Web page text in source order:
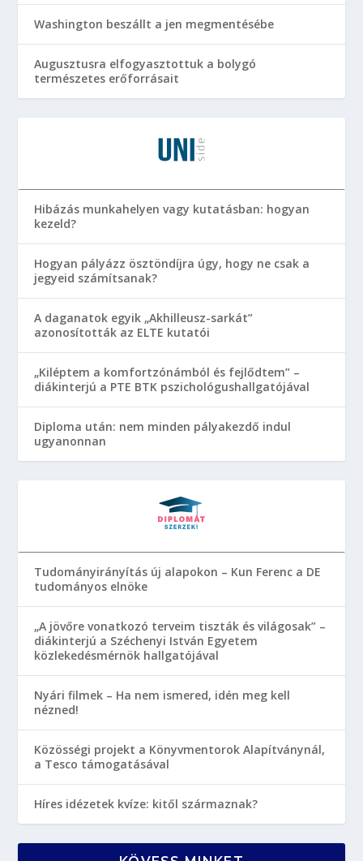
Washington beszállt a jen megmentésébe
Augusztusra elfogyasztottuk a bolygó
természetes erőforrásait
Hibázás munkahelyen vagy kutatásban: hogyan
kezeld?
Hogyan pályázz ösztöndíjra úgy, hogy ne csak a
jegyeid számítsanak?
A daganatok egyik „Akhilleusz-sarkát”
azonosították az ELTE kutatói
„Kiléptem a komfortzónámból és fejlődtem” –
diákinterjú a PTE BTK pszichológushallgatójával
Diploma után: nem minden pályakezdő indul
ugyanonnan
Tudományirányítás új alapokon – Kun Ferenc a DE
tudományos elnöke
„A jövőre vonatkozó terveim tiszták és világosak” –
diákinterjú a Széchenyi István Egyetem
közlekedésmérnök hallgatójával
Nyári filmek – Ha nem ismered, idén meg kell
nézned!
Közösségi projekt a Könyvmentorok Alapítványnál,
a Tesco támogatásával
Híres idézetek kvíze: kitől származnak?